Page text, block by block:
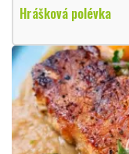
Hrášková polévka